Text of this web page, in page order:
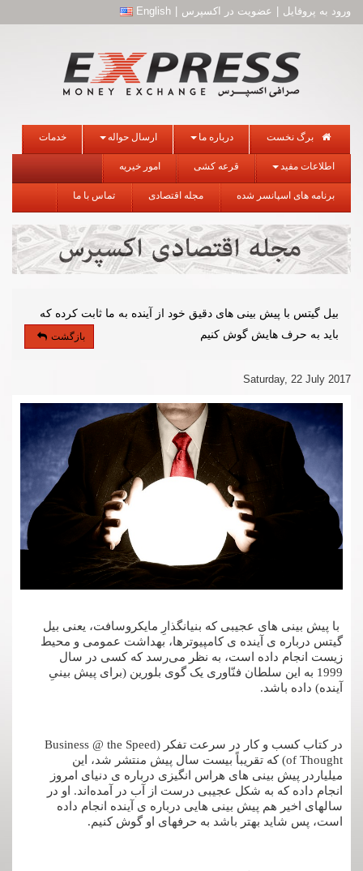
ورود به پروفایل عضویت در اکسپرس English
برگ نخست درباره ما ارسال حواله خدمات
اطلاعات مفید قرعه کشی امور خیریه
برنامه های اسپانسر شده مجله اقتصادی تماس با ما
بیل گیتس با پیش بینی های دقیق خود از آینده به ما ثابت کرده که
باید به حرف هایش گوش کنیم
بازگشت
Saturday, 22 July 2017
با پیش­ بینی ­های عجیبی که­ بنیان­گذارِ مایکروسافت، یعنی بیل
گیتس درباره­ ی آینده­ ی کامپیوترها، بهداشت عمومی و محیط
‌زیست انجام داده است، به نظر می‌رسد که کسی در سال
1999 به این سلطان فنّاوری یک گوی بلورین (برای پیش ­بینیِ
آینده) داده باشد.
در کتاب کسب‌ و کار در سرعت تفکر (Business @ the Speed
of Thought) که تقریباً بیست سال پیش منتشر شد، این
میلیاردر پیش­ بینی­ های هراس ­انگیزی درباره­ ی دنیای امروز
انجام داده که به شکل عجیبی درست از آب در آمده‌اند. او در
سال­های اخیر هم پیش ­بینی ­هایی درباره­ ی آینده انجام داده
است، پس شاید بهتر باشد به حرف­های او گوش کنیم.